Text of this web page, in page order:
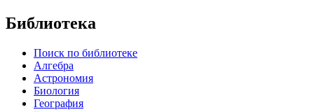
Библиотека
Поиск по библиотеке
Алгебра
Астрономия
Биология
География